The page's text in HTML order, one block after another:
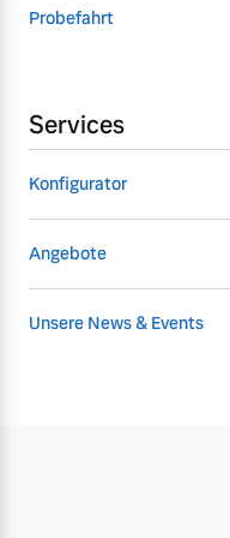
Probefahrt
Services
Konfigurator
Angebote
Unsere News & Events